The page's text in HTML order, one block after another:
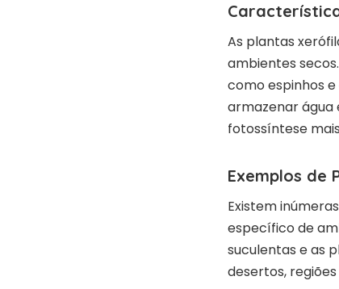
As plantas
ambientes
como espinhos
armazenar água
fotossíntese
Exemplos de
Existem
específico de
suculentas e as
desertos,